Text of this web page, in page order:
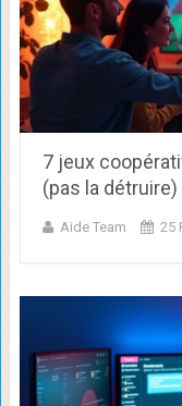
7 jeux
(pas la détruire)
Aide Team 25